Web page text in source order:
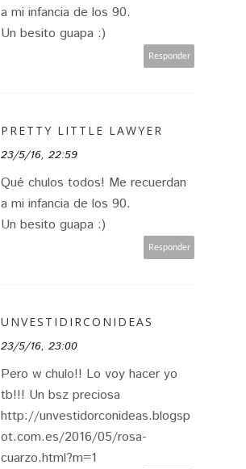
a mi infancia de los 90.
Un besito guapa :)
Responder
PRETTY LITTLE LAWYER
23/5/16, 22:59
Qué chulos todos! Me recuerdan
a mi infancia de los 90.
Un besito guapa :)
Responder
UNVESTIDIRCONIDEAS
23/5/16, 23:00
Pero w chulo!! Lo voy hacer yo
tb!!! Un bsz preciosa
http://unvestidorconideas.blogsp
ot.com.es/2016/05/rosa-
cuarzo.html?m=1